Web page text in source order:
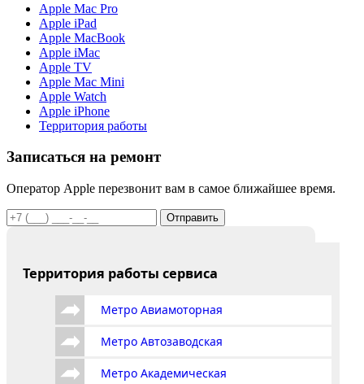
Apple Mac Pro
Apple iPad
Apple MacBook
Apple iMac
Apple TV
Apple Mac Mini
Apple Watch
Apple iPhone
Территория работы
Записаться на ремонт
Оператор Apple перезвонит вам в самое ближайшее время.
Отправить
Территория работы сервиса
Метро Авиамоторная
Метро Автозаводская
Метро Академическая